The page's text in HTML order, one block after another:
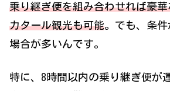
乗り継ぎ便を組み合わせれば豪
カタール観光も可能。でも、条
場合が多いんです。
特に、8時間以内の乗り継ぎ便が